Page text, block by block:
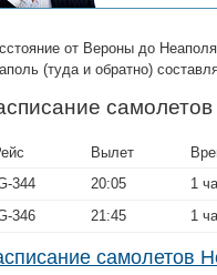
от Вероны до
(туда и обратно)
Вылет
344
20:05 1
346
21:45 1
самолетов